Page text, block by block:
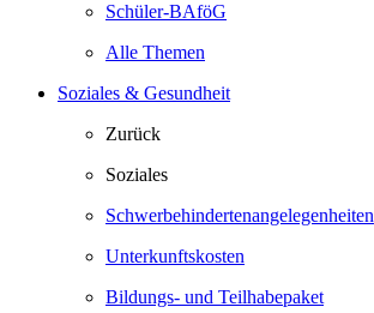
Schüler-BAföG
Alle Themen
Soziales & Gesundheit
Zurück
Soziales
Schwerbehindertenangelegenheiten
Unterkunftskosten
Bildungs- und Teilhabepaket